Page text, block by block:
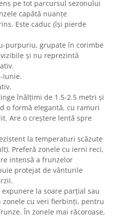
pe tot parcursul sezonului
capătă nuanțe
Este caduc (își pierde
purpuriu, grupate în corimbe
și nu reprezintă
Iunie.
înălțimi de 1.5-2.5 metri și
o formă elegantă, cu ramuri
Are o creștere lentă spre
la temperaturi scăzute
Preferă zonele cu ierni reci,
intensă a frunzelor
protejat de vânturile
expunere la soare parțial sau
cu veri fierbinți, pentru
În zonele mai răcoroase,